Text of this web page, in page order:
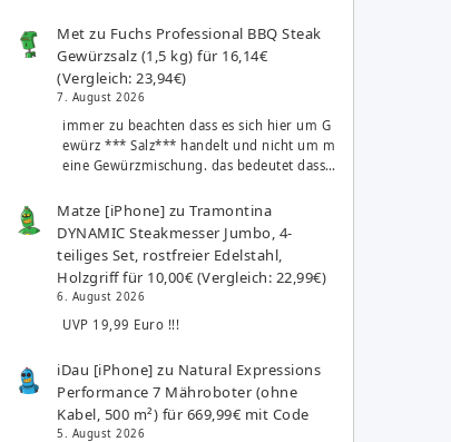
Met zu Fuchs Professional BBQ Steak
Gewürzsalz (1,5 kg) für 16,14€
(Vergleich: 23,94€)
7. August 2026
immer zu beachten dass es sich hier um G
ewürz *** Salz*** handelt und nicht um m
eine Gewürzmischung. das bedeutet dass…
Matze [iPhone] zuTramontina
DYNAMIC Steakmesser Jumbo, 4-
teiliges Set, rostfreier Edelstahl,
Holzgriff für 10,00€ (Vergleich: 22,99€)
6. August 2026
UVP 19,99 Euro !!!
iDau [iPhone] zu Natural Expressions
Performance 7 Mähroboter (ohne
Kabel, 500 m²) für 669,99€ mit Code
5. August 2026